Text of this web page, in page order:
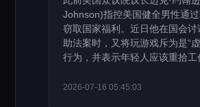
Johnson)指控美国健全男性通过
窃取国家福利。近日他在国会讨
助法案时，又将玩游戏斥为是“
行为，并表示年轻人应该重拾工
2026-07-16 05:45:03